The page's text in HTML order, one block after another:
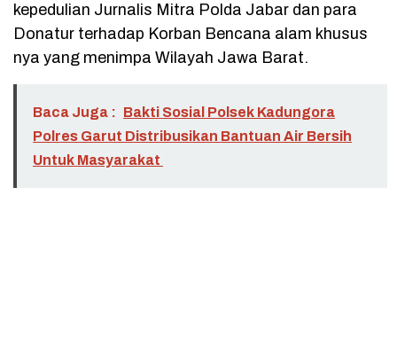
kepedulian Jurnalis Mitra Polda Jabar dan para
Donatur terhadap Korban Bencana alam khusus
nya yang menimpa Wilayah Jawa Barat.
Baca Juga : Bakti Sosial Polsek Kadungora
Polres Garut Distribusikan Bantuan Air Bersih
Untuk Masyarakat